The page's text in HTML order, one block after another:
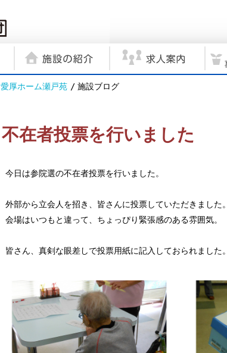
愛厚ホーム瀬戸苑 施設ブログ
不在者投票を行いました
今日は参院選の不在者投票を行いました。
外部から立会人を招き、皆さんに投票していただきました。
会場はいつもと違って、ちょっぴり緊張感のある雰囲気。
皆さん、真剣な眼差しで投票用紙に記入しておられました。